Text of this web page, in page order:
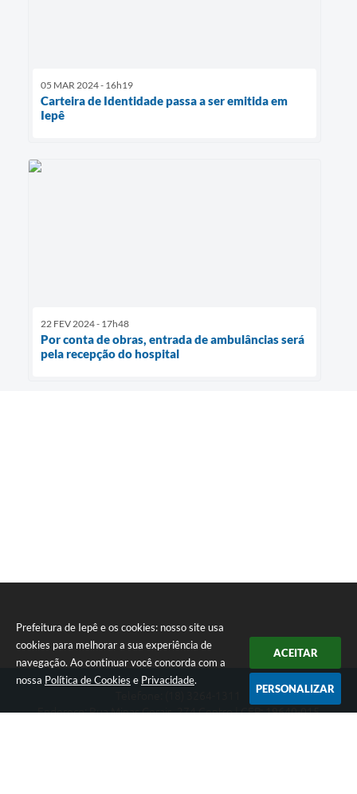
Prefeitura de Iepê e os cookies: nosso site usa
cookies para melhorar a sua experiência de
navegação. Ao continuar você concorda com a
nossa Política de Cookies e Privacidade.
ACEITAR
PERSONALIZAR
05 MAR 2024 - 16h19
Carteira de Identidade passa a ser emitida em
Iepê
22 FEV 2024 - 17h48
Por conta de obras, entrada de ambulâncias será
pela recepção do hospital
Endereço: Rua Minas Gerais, 274 Centro | CEP: 19640-015